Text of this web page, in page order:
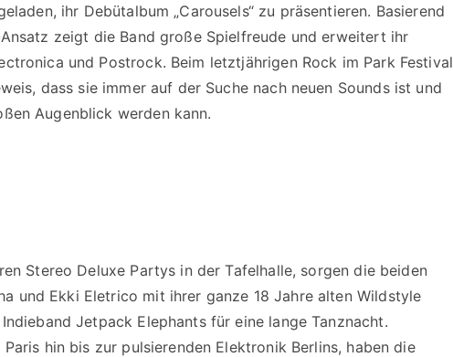
ihr Debütalbum „Carousels“ zu präsentieren. Basierend
zeigt die Band große Spielfreude und erweitert ihr
und Postrock. Beim letztjährigen Rock im Park Festival
dass sie immer auf der Suche nach neuen Sounds ist und
Augenblick werden kann.
Stereo Deluxe Partys in der Tafelhalle, sorgen die beiden
und Ekki Eletrico mit ihrer ganze 18 Jahre alten Wildstyle
Jetpack Elephants für eine lange Tanznacht.
hin bis zur pulsierenden Elektronik Berlins, haben die